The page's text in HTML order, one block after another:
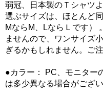
弱冠、日本製のＴシャツ
選ぶサイズは、ほとんど
MならM、LならＬです）
ませんので、ワンサイズ
ぎるかもしれません。ご
●カラー： PC、モニター
は多少異なる場合がござ